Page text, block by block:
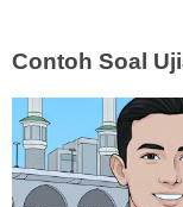
Contoh Soal